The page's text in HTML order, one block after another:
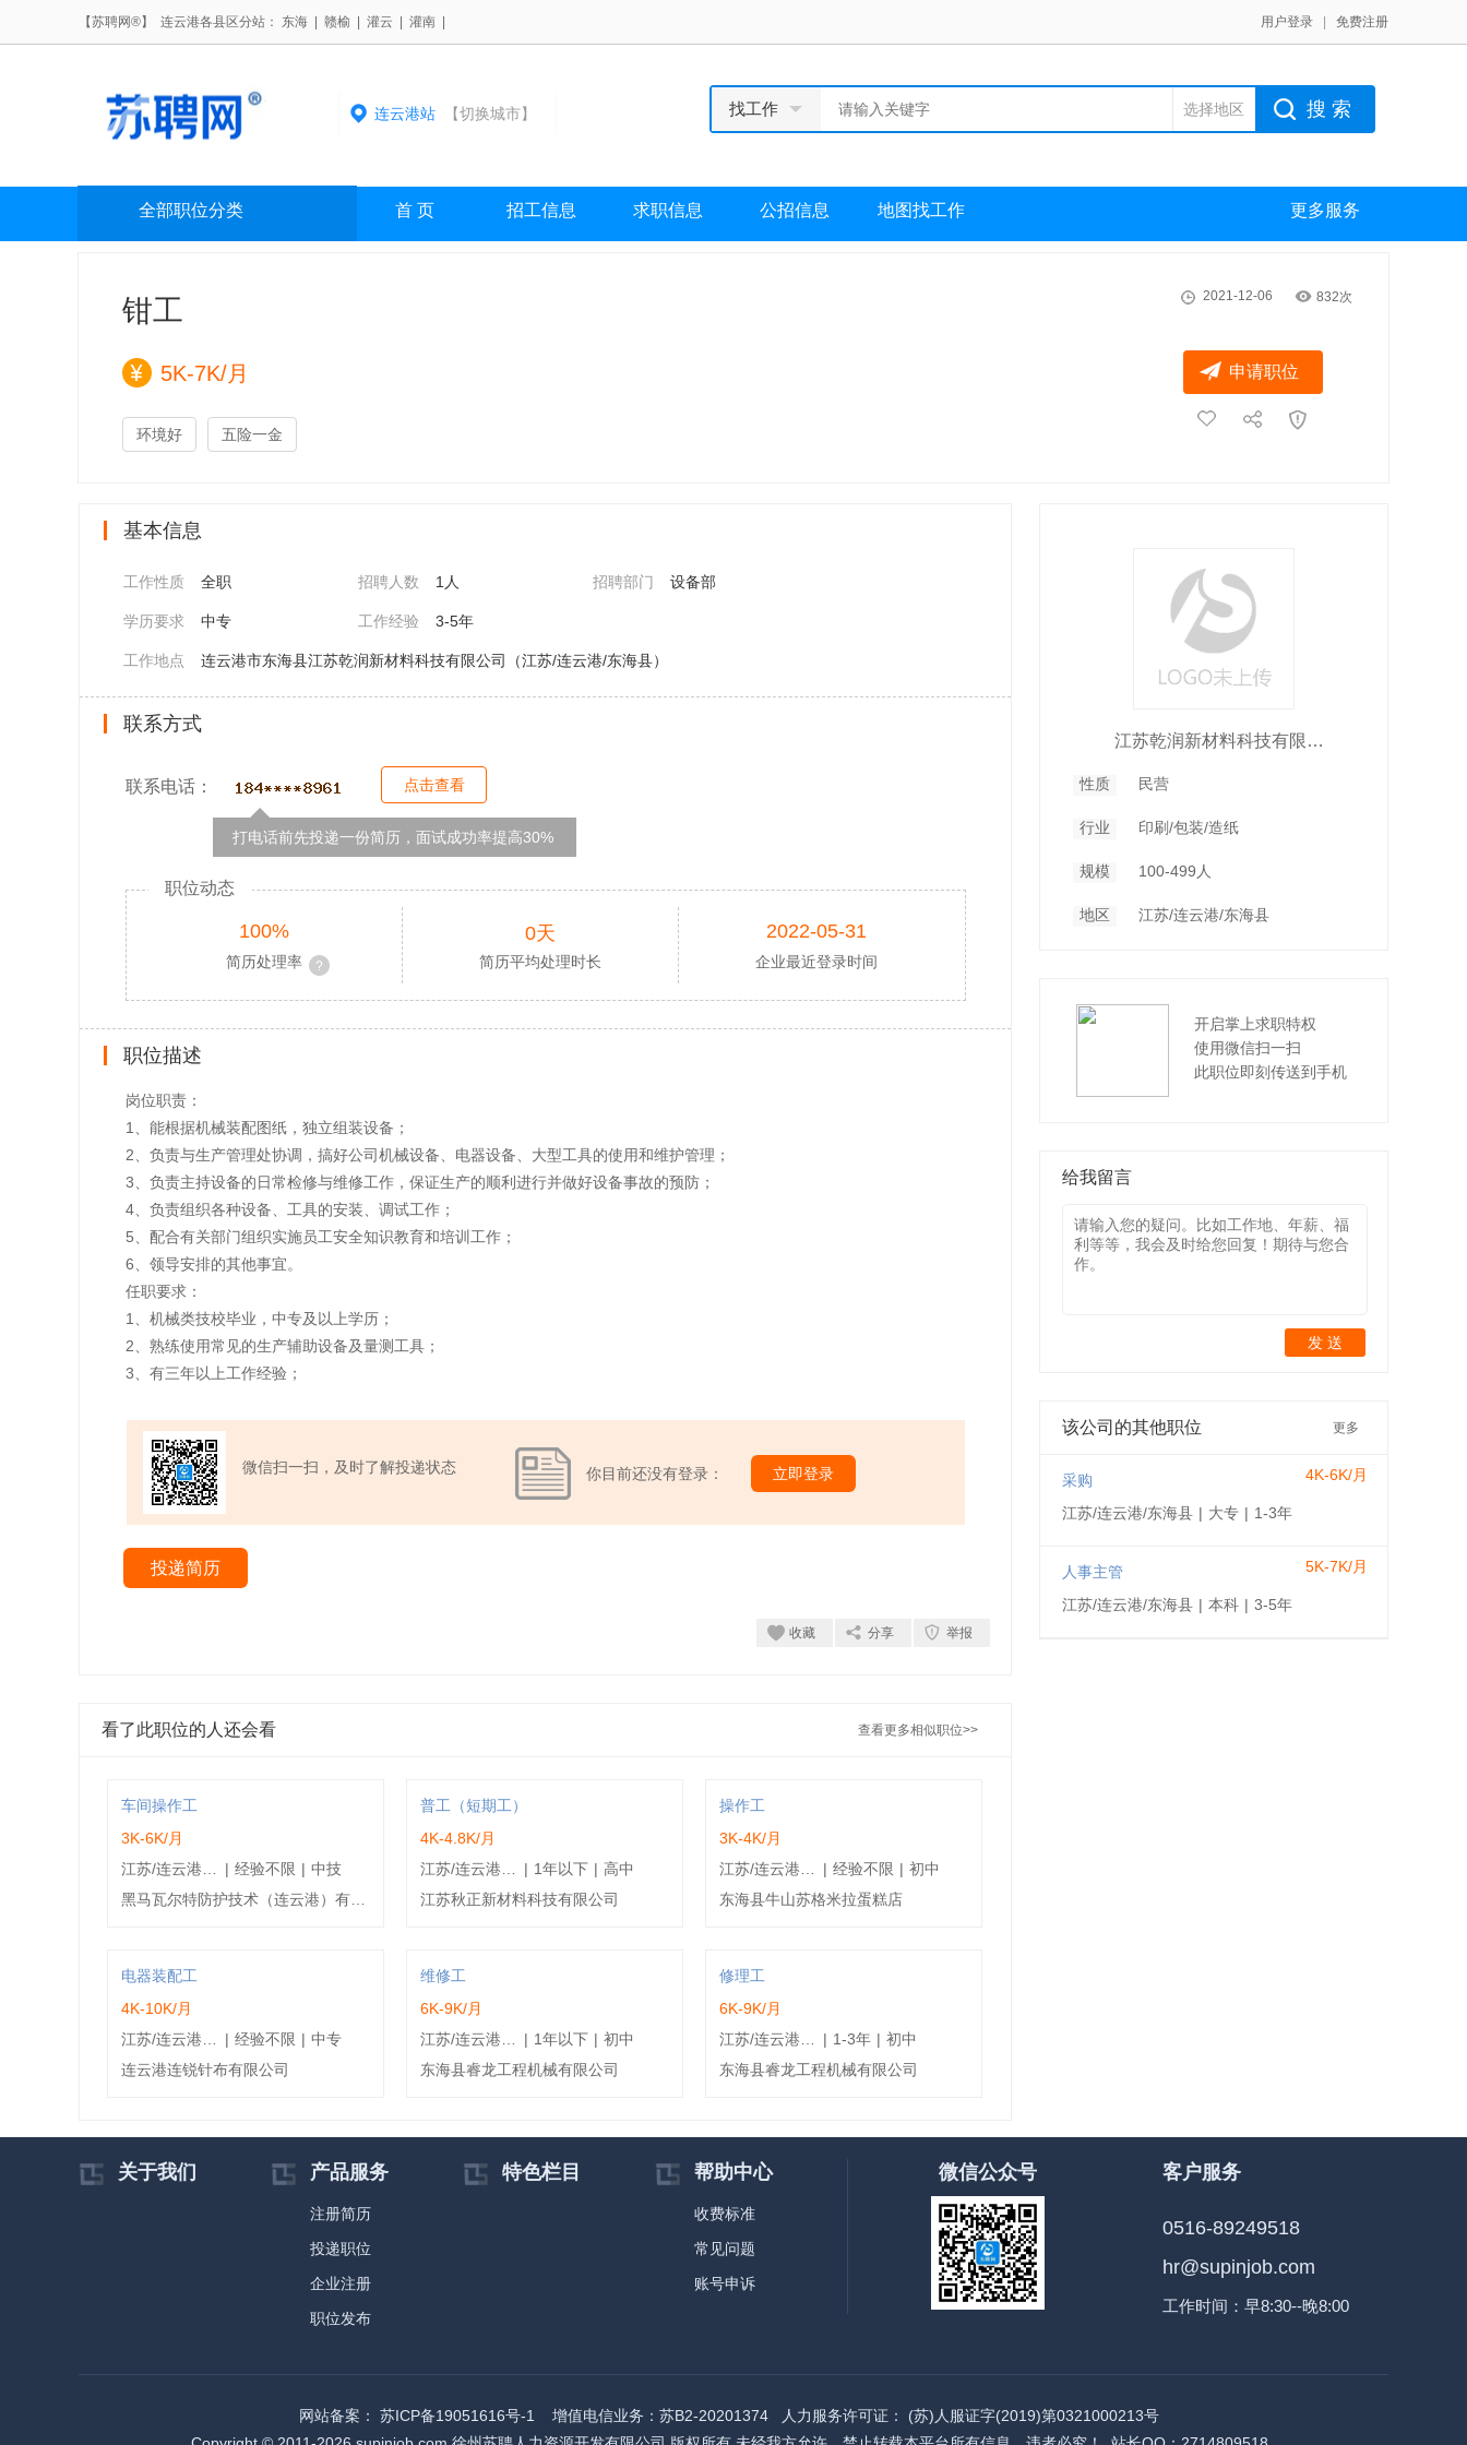
【苏聘网®】 连云港各县区分站： 东海 赣榆 灌云 灌南 用户登录 免费注册
连云港站【切换城市】 找工作 选择地区 搜 索
全部职位分类 首 页 招工信息 求职信息 公招信息 地图找工作 更多服务
2021-12-06 832次
钳工
5K-7K/月
环境好 五险一金
申请职位
基本信息
工作性质 全职 招聘人数 1人 招聘部门 设备部
学历要求 中专 工作经验 3-5年
工作地点 连云港市东海县江苏乾润新材料科技有限公司（江苏/连云港/东海县）
联系方式
联系电话： 点击查看
打电话前先投递一份简历，面试成功率提高30%
职位动态
100%
简历处理率
0天
简历平均处理时长
2022-05-31
企业最近登录时间
职位描述
岗位职责：
1、能根据机械装配图纸，独立组装设备；
2、负责与生产管理处协调，搞好公司机械设备、电器设备、大型工具的使用和维护管理；
3、负责主持设备的日常检修与维修工作，保证生产的顺利进行并做好设备事故的预防；
4、负责组织各种设备、工具的安装、调试工作；
5、配合有关部门组织实施员工安全知识教育和培训工作；
6、领导安排的其他事宜。
任职要求：
1、机械类技校毕业，中专及以上学历；
2、熟练使用常见的生产辅助设备及量测工具；
3、有三年以上工作经验；
微信扫一扫，及时了解投递状态 你目前还没有登录： 立即登录
投递简历
收藏 分享 举报
看了此职位的人还会看 查看更多相似职位>>
车间操作工
3K-6K/月
| 经验不限 | 中技
普工（短期工）
4K-4.8K/月
| 1年以下 | 高中
江苏秋正新材料科技有限公司
操作工
3K-4K/月
| 经验不限 | 初中
东海县牛山苏格米拉蛋糕店
电器装配工
4K-10K/月
| 经验不限 | 中专
连云港连锐针布有限公司
维修工
6K-9K/月
| 1年以下 | 初中
东海县睿龙工程机械有限公司
修理工
6K-9K/月
| 1-3年 | 初中
东海县睿龙工程机械有限公司
江苏乾润新材料科技有限公司
性质 民营
行业 印刷/包装/造纸
规模 100-499人
地区 江苏/连云港/东海县
开启掌上求职特权
使用微信扫一扫
此职位即刻传送到手机
给我留言
发 送
该公司的其他职位 更多
采购 4K-6K/月
江苏/连云港/东海县 | 大专 | 1-3年
人事主管 5K-7K/月
江苏/连云港/东海县 | 本科 | 3-5年
关于我们 产品服务
注册简历
投递职位
企业注册
职位发布
特色栏目 帮助中心
收费标准
常见问题
账号申诉
微信公众号 客户服务
0516-89249518
hr@supinjob.com
工作时间：早8:30--晚8:00
网站备案： 苏ICP备19051616号-1 增值电信业务： 苏B2-20201374 人力服务许可证： (苏)人服证字(2019)第0321000213号